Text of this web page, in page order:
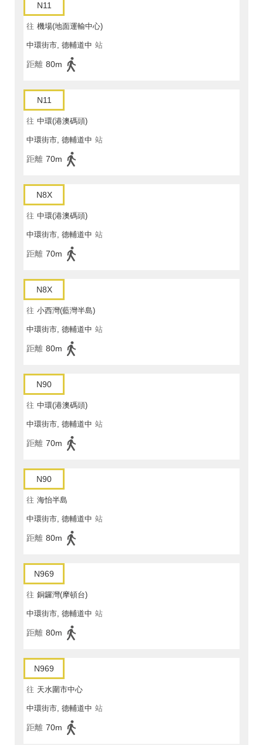
N11
往 機場(地面運輸中心)
中環街市, 德輔道中 站
距離 80m
N11
往 中環(港澳碼頭)
中環街市, 德輔道中 站
距離 70m
N8X
往 中環(港澳碼頭)
中環街市, 德輔道中 站
距離 70m
N8X
往 小西灣(藍灣半島)
中環街市, 德輔道中 站
距離 80m
N90
往 中環(港澳碼頭)
中環街市, 德輔道中 站
距離 70m
N90
往 海怡半島
中環街市, 德輔道中 站
距離 80m
N969
往 銅鑼灣(摩頓台)
中環街市, 德輔道中 站
距離 80m
N969
往 天水圍市中心
中環街市, 德輔道中 站
距離 70m